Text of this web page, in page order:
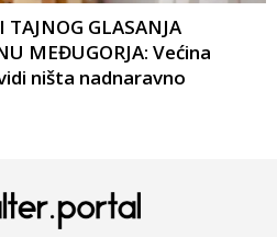
GLASANJA
MEĐUGORJA: Većina
ništa nadnaravno